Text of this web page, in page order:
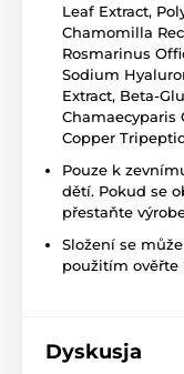
Leaf Extract,
Chamomilla
Rosmarinus
Sodium
Extract, Beta-
Chamaecyparis
Copper
Pouze k
dětí. Pokud se
přestaňte
Složení se
použitím ověřte
Dyskusja